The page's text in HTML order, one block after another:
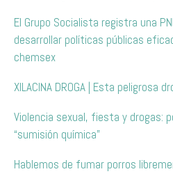
El Grupo Socialista registra una
desarrollar políticas públicas
chemsex
XILACINA DROGA | Esta peligrosa
Violencia sexual, fiesta y drogas:
“sumisión química”
Hablemos de fumar porros